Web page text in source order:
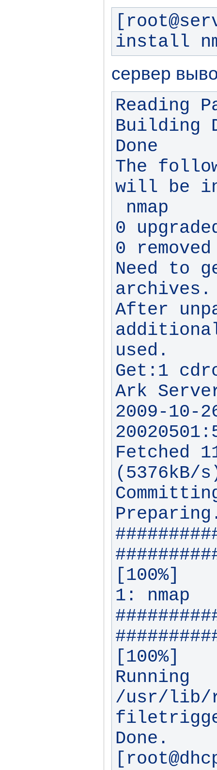
install
сервер
Reading
Building
Done
The
will be
0
0
Need to
archives.
After
used.
Get:1
Ark
2009-10-
Fetched
(5376kB/
[100%]
1: nmap
[100%]
Running
/usr/lib/
Done.